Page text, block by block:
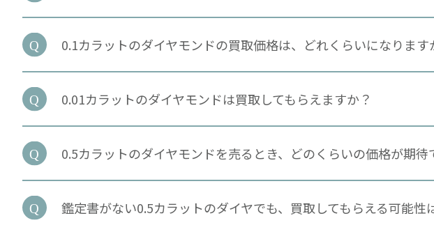
0.1カラットのダイヤモンドの買取価格は、どれくらいになります
0.01カラットのダイヤモンドは買取してもらえますか？
0.5カラットのダイヤモンドを売るとき、どのくらいの価格が期待
鑑定書がない0.5カラットのダイヤでも、買取してもらえる可能性